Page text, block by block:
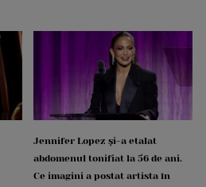
Jennifer Lopez și-a etalat
abdomenul tonifiat la 56 de ani.
Ce imagini a postat artista în